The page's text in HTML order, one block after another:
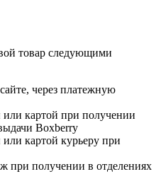
товар следующими
через платежную
картой при получении
Boxberry
картой курьеру при
при получении в отделениях